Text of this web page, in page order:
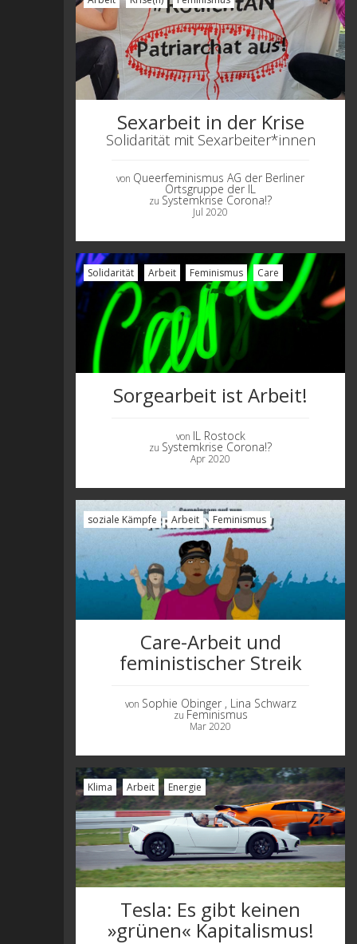
Sexarbeit in der Krise
Solidarität mit Sexarbeiter*innen
von Queerfeminismus AG der Berliner
Ortsgruppe der IL
zu Systemkrise Corona!?
Jul 2020
Solidarität Arbeit Feminismus Care
Sorgearbeit ist Arbeit!
von IL Rostock
zu Systemkrise Corona!?
Apr 2020
soziale Kämpfe Arbeit Feminismus
Care-Arbeit und
feministischer Streik
von Sophie Obinger , Lina Schwarz
zu Feminismus
Mar 2020
Klima Arbeit Energie
Tesla: Es gibt keinen
»grünen« Kapitalismus!